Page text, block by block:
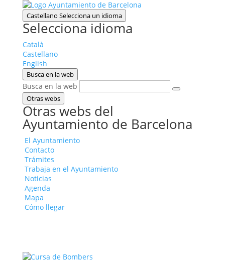
Castellano Selecciona un idioma
Selecciona idioma
Català
Castellano
English
Busca en la web
Busca en la web
Otras webs
Otras webs del
Ayuntamiento de Barcelona
El Ayuntamiento
Contacto
Trámites
Trabaja en el Ayuntamiento
Noticias
Agenda
Mapa
Cómo llegar